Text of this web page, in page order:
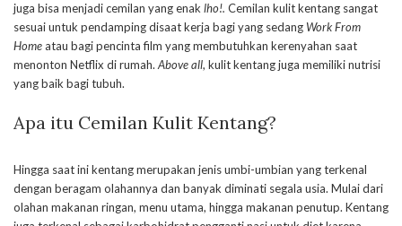
juga bisa menjadi cemilan yang enak lho!. Cemilan kulit kentang sangat
sesuai untuk pendamping disaat kerja bagi yang sedang Work From
Homeatau bagi pencinta film yang membutuhkan kerenyahan saat
menonton Netflix di rumah. Above all, kulit kentang juga memiliki nutrisi
yang baik bagi tubuh.
Apa itu Cemilan Kulit Kentang?
Hingga saat ini kentang merupakan jenis umbi-umbian yang terkenal
dengan beragam olahannya dan banyak diminati segala usia. Mulai dari
olahan makanan ringan, menu utama, hingga makanan penutup. Kentang